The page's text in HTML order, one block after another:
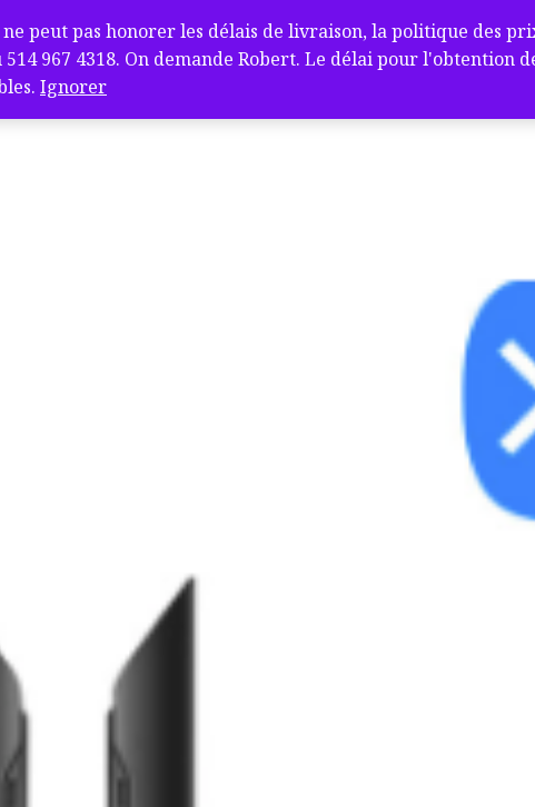
peut pas honorer les délais de livraison, la politique des
967 4318. On demande Robert. Le délai pour l'obtention
Ignorer